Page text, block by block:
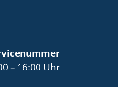
– bis
16:00 Uhr